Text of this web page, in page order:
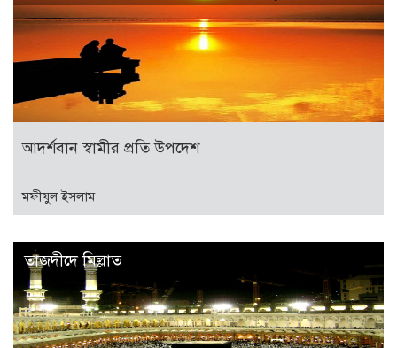
আদর্শবান স্বামীর প্রতি উপদেশ
মফীযুল ইসলাম
তাজদীদে মিল্লাত